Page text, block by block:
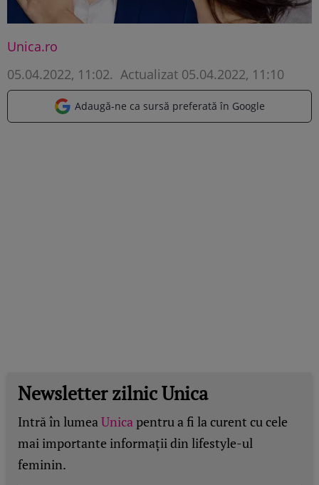
Unica.ro
05.04.2022, 11:02. Actualizat 05.04.2022, 11:10
Adaugă-ne ca sursă preferată în Google
Newsletter zilnic Unica
Intră în lumeaUnicapentru a fi la curent cu cele
mai importante informații din lifestyle-ul
feminin.